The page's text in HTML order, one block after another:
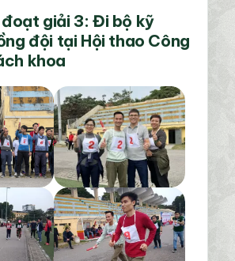
đoạt giải 3: Đi bộ kỹ
đội tại Hội thao Công
khoa